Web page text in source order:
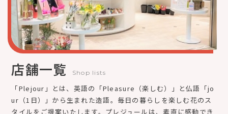
店舗一覧 Shop lists
「Plejour」とは、英語の「Pleasure（楽しむ）」と仏語「jo
ur（1日）」から生まれた造語。毎日の暮らしを楽しむ花のス
タイルをご提案いたします。プレジュールは、素直に感動でき